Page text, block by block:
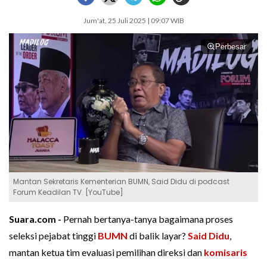
Jum'at, 25 Juli 2025 | 09:07 WIB
Perbesar
Mantan Sekretaris Kementerian BUMN, Said Didu di podcast
Forum Keadilan TV. [YouTube]
Suara.com - Pernah bertanya-tanya bagaimana proses
seleksi pejabat tinggi BUMN di balik layar? Said Didu,
mantan ketua tim evaluasi pemilihan direksi dan komisaris